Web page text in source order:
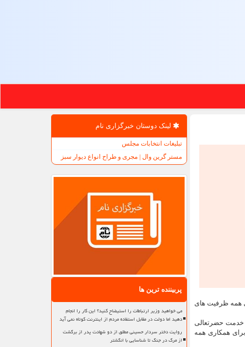
همه ظرفیت های
خدمت حضرتعالی
همکاری همه
لینک دوستان خبرگزاری نام
تبلیغات انتخابات مجلس
مستر گرین وال | مجری و طراح انواع دیوار سبز
پربیننده ترین ها
می خواهید وزیر ارتباطات را استیضاح کنید؟ این کار را انجام
دهید اما دولت در مقابل استفاده مردم از اینترنت کوتاه نمی آید
روایت دختر سردار حسینی مطلق از دو شهادت پدر از برگشت
از مرگ در جنگ تا شناسایی با انگشتر